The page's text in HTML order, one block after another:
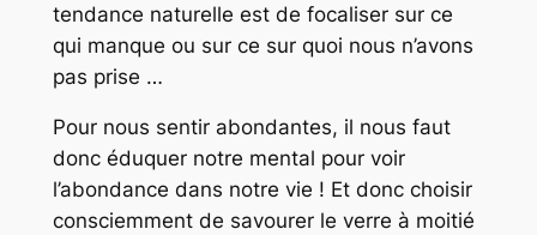
tendance naturelle est de focaliser sur ce
qui manque ou sur ce sur quoi nous n’avons
pas prise …
Pour nous sentir abondantes, il nous faut
donc éduquer notre mental pour voir
l’abondance dans notre vie ! Et donc choisir
consciemment de savourer le verre à moitié